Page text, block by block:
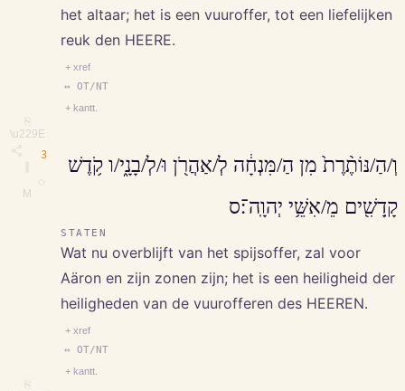
⎘
\u229E
M
het altaar; het is een vuuroffer, tot een liefelijken
reuk den HEERE.
+ xref
↔ OT/NT
+ kantt.
3
⎘
וְ/הַ/נּוֹתֶ֨רֶת֙ מִן הַ/מִּנְחָ֔ה לְ/אַהֲרֹ֖ן וּ/לְ/בָנָ֑י/ו קֹ֥דֶשׁ
קָֽדָשִׁ֖ים מֵ/אִשֵּׁ֥י יְהוָֽה־׃ס
STATEN
Wat nu overblijft van het spijsoffer, zal voor
Aäron en zijn zonen zijn; het is een heiligheid der
heiligheden van de vuurofferen des HEEREN.
+ xref
↔ OT/NT
+ kantt.